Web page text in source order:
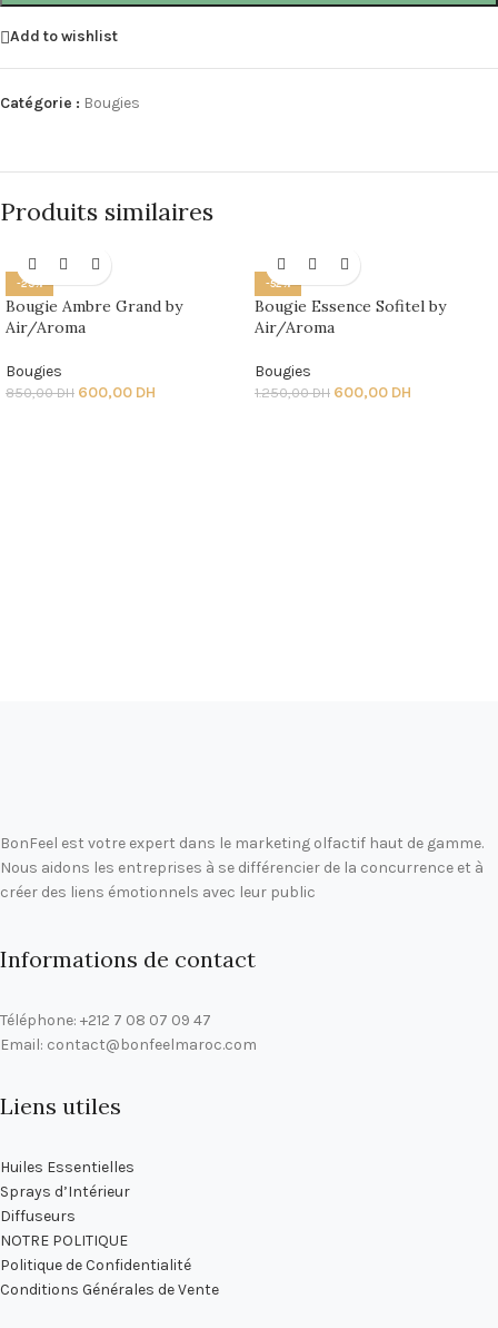
Add to wishlist
Catégorie : Bougies
Produits similaires
-29%
Bougie Ambre Grand by
Air/Aroma
Bougies
850,00DH 600,00 DH
-52%
Bougie Essence Sofitel by
Air/Aroma
Bougies
1.250,00DH 600,00 DH
BonFeel est votre expert dans le marketing olfactif haut de gamme.
Nous aidons les entreprises à se différencier de la concurrence et à
créer des liens émotionnels avec leur public
Informations de contact
Téléphone: +212 7 08 07 09 47
Email: contact@bonfeelmaroc.com
Liens utiles
Huiles Essentielles
Sprays d’Intérieur
Diffuseurs
NOTRE POLITIQUE
Politique de Confidentialité
Conditions Générales de Vente